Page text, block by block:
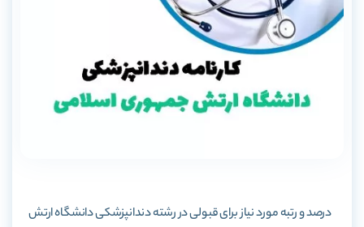
درصد و رتبه مورد نیاز برای قبولی در رشته دندانپزشکی دانشگاه ارتش